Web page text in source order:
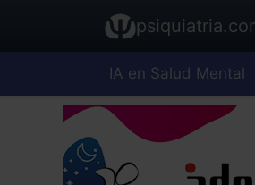
IA en Salud Mental